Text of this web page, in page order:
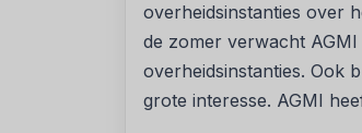
overheidsinstanties over
de zomer verwacht
overheidsinstanties. Ook
grote interesse. AGMI